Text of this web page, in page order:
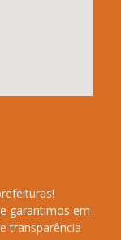
!
garantimos em
transparência